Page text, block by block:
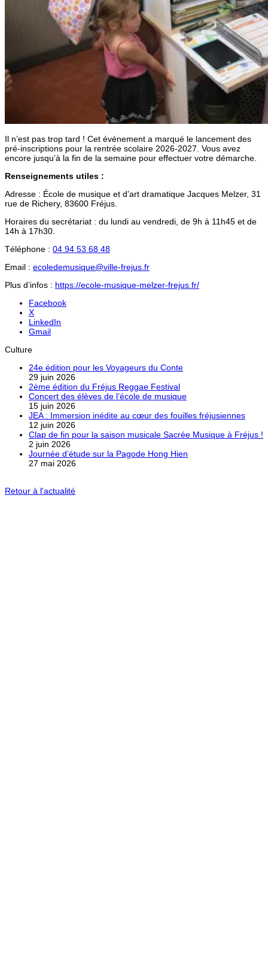
Il n’est pas trop tard ! Cet événement a marqué le lancement des
pré-inscriptions pour la rentrée scolaire 2026-2027. Vous avez
encore jusqu’à la fin de la semaine pour effectuer votre démarche.
Renseignements utiles :
Adresse : École de musique et d’art dramatique Jacques Melzer, 31
rue de Richery, 83600 Fréjus.
Horaires du secrétariat : du lundi au vendredi, de 9h à 11h45 et de
14h à 17h30.
Téléphone : 04 94 53 68 48
Email : ecoledemusique@ville-frejus.fr
Plus d’infos : https://ecole-musique-melzer-frejus.fr/
Facebook
X
LinkedIn
Gmail
Culture
24e édition pour les Voyageurs du Conte
29 juin 2026
2ème édition du Fréjus Reggae Festival
Concert des élèves de l’école de musique
15 juin 2026
JEA : Immersion inédite au cœur des fouilles fréjusiennes
12 juin 2026
Clap de fin pour la saison musicale Sacrée Musique à Fréjus !
2 juin 2026
Journée d’étude sur la Pagode Hong Hien
27 mai 2026
Retour à l'actualité